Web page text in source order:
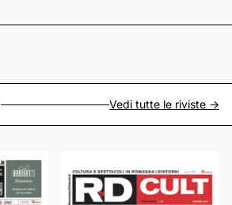
Vedi tutte le riviste ->